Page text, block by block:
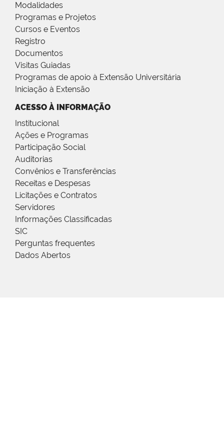
Modalidades
Programas e Projetos
Cursos e Eventos
Registro
Documentos
Visitas Guiadas
Programas de apoio à Extensão Universitária
Iniciação à Extensão
ACESSO À INFORMAÇÃO
Institucional
Ações e Programas
Participação Social
Auditorias
Convênios e Transferências
Receitas e Despesas
Licitações e Contratos
Servidores
Informações Classificadas
SIC
Perguntas frequentes
Dados Abertos